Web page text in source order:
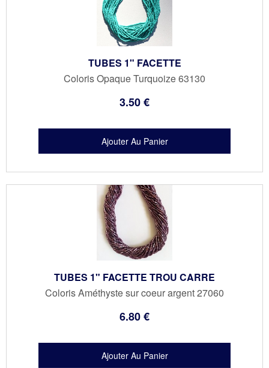
TUBES 1" FACETTE
Coloris Opaque Turquoize 63130
3.50€
TUBES 1" FACETTE TROU CARRE
Coloris Améthyste sur coeur argent 27060
6.80€